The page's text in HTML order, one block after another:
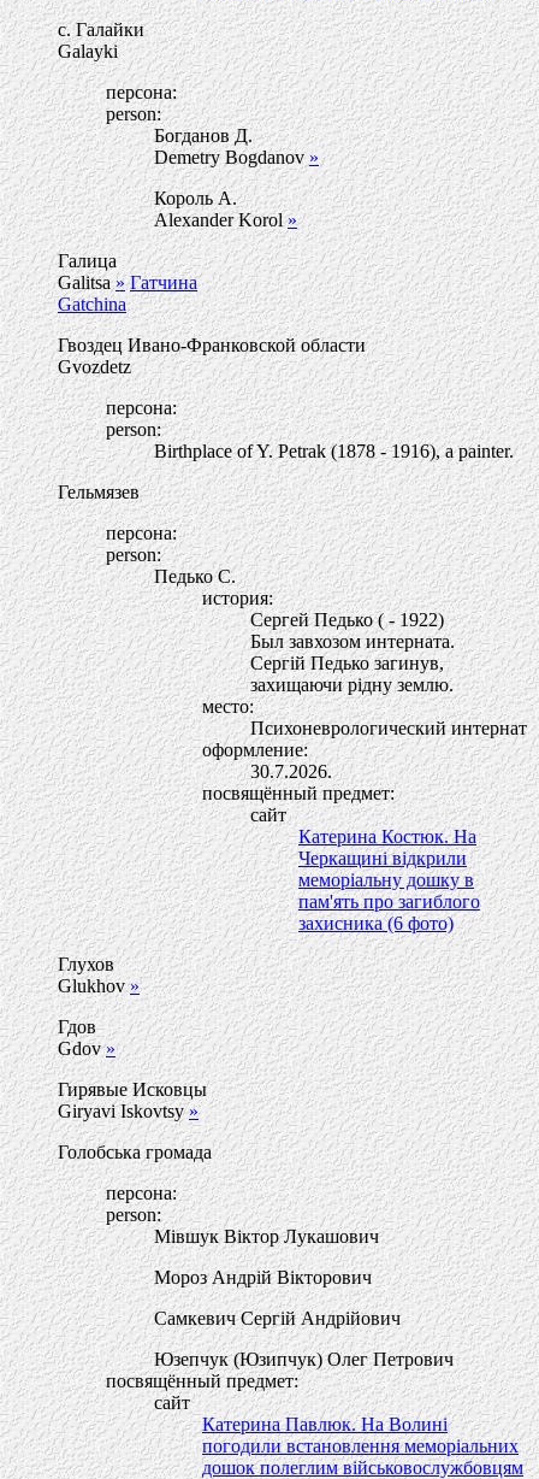
с. Галайки
Galayki
персона:
person:
Богданов Д.
Demetry Bogdanov»
Король А.
Alexander Korol»
Галица
Galitsa» Гатчина
Gatchina
Гвоздец Ивано-Франковской области
Gvozdetz
персона:
person:
Birthplace of Y. Petrak (1878 - 1916), a painter.
Гельмязев
персона:
person:
Педько С.
история:
Сергей Педько ( - 1922)
Был завхозом интерната.
Сергій Педько загинув,
захищаючи рідну землю.
место:
Психоневрологический интернат
оформление:
30.7.2026.
посвящённый предмет:
сайт
Катерина Костюк. На
Черкащині відкрили
меморіальну дошку в
пам'ять про загиблого
захисника (6 фото)
Глухов
Glukhov»
Гдов
Gdov»
Гирявые Исковцы
Giryavi Iskovtsy»
Голобська громада
персона:
person:
Мівшук Віктор Лукашович
Мороз Андрій Вікторович
Самкевич Сергій Андрійович
Юзепчук (Юзипчук) Олег Петрович
посвящённый предмет:
сайт
Катерина Павлюк. На Волині
погодили встановлення меморіальних
дошок полеглим військовослужбовцям